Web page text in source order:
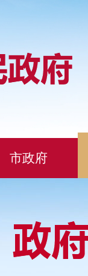
市政府